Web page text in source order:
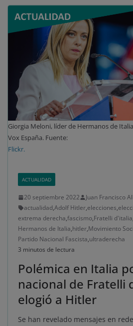
Giorgia Meloni, líder de Hermanos de
Vox España. Fuente:
Flickr.
ACTUALIDAD
20 septiembre 2022
Juan Francisco
actualidad,Adolf Hitler,elecciones,
extrema derecha,fascismo,Fratelli d'italia
Hermanos de Italia,hitler,Movimiento
Partido Nacional Fascista,ultraderecha
3 minutos de lectura
Polémica en Italia
nacional de Fratelli
elogió a Hitler
Se han revelado mensajes en